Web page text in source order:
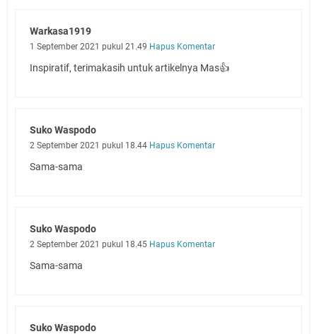
Warkasa1919
1 September 2021 pukul 21.49 Hapus Komentar
Inspiratif, terimakasih untuk artikelnya Mas👍
Suko Waspodo
2 September 2021 pukul 18.44 Hapus Komentar
Sama-sama
Suko Waspodo
2 September 2021 pukul 18.45 Hapus Komentar
Sama-sama
Suko Waspodo